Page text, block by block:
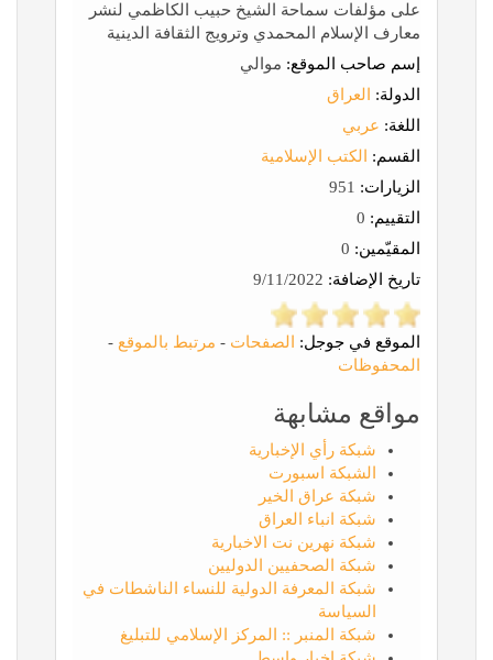
على مؤلفات سماحة الشيخ حبيب الكاظمي لنشر
معارف الإسلام المحمدي وترويج الثقافة الدينية
إسم صاحب الموقع: موالي
الدولة:
العراق
اللغة: عربي
القسم:
الكتب الإسلامية
الزيارات:
التقييم:
المقيّمين:
تاريخ الإضافة:
الموقع في جوجل: الصفحات - مرتبط بالموقع -
المحفوظات
مواقع مشابهة
شبكة رأي الإخبارية
الشبكة اسبورت
شبكة عراق الخير
شبكة انباء العراق
شبكة نهرين نت الاخبارية
شبكة الصحفيين الدوليين
شبكة المعرفة الدولية للنساء الناشطات في
السياسة
شبكة المنبر :: المركز الإسلامي للتبليغ